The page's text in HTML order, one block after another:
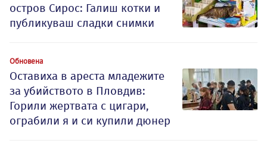
остров Сирос: Галиш котки и
публикуваш сладки снимки
Обновена
Оставиха в ареста младежите
за убийството в Пловдив:
Горили жертвата с цигари,
ограбили я и си купили дюнер